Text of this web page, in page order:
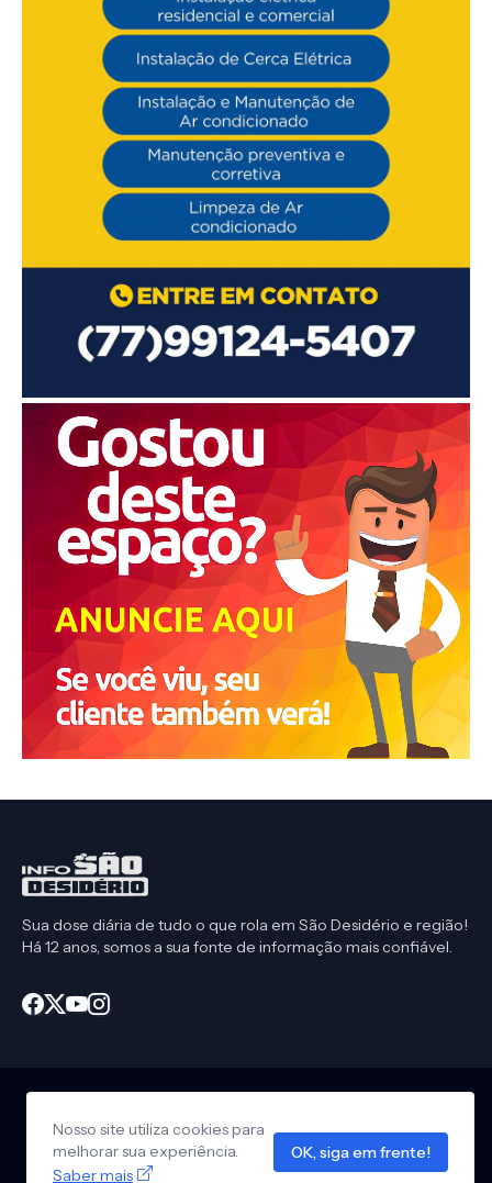
Sua dose diária de tudo o que rola em São Desidério e região!
Há 12 anos, somos a sua fonte de informação mais confiável.
Design by - Info São Desidério
InícioCEP São DesidérioPolítica de Privacidade
Anuncie em nosso site
Nosso site utiliza cookies para
melhorar sua experiência.
Saber mais
OK, siga em frente!